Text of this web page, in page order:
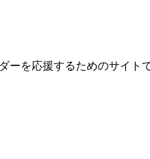
ーを応援するためのサイト